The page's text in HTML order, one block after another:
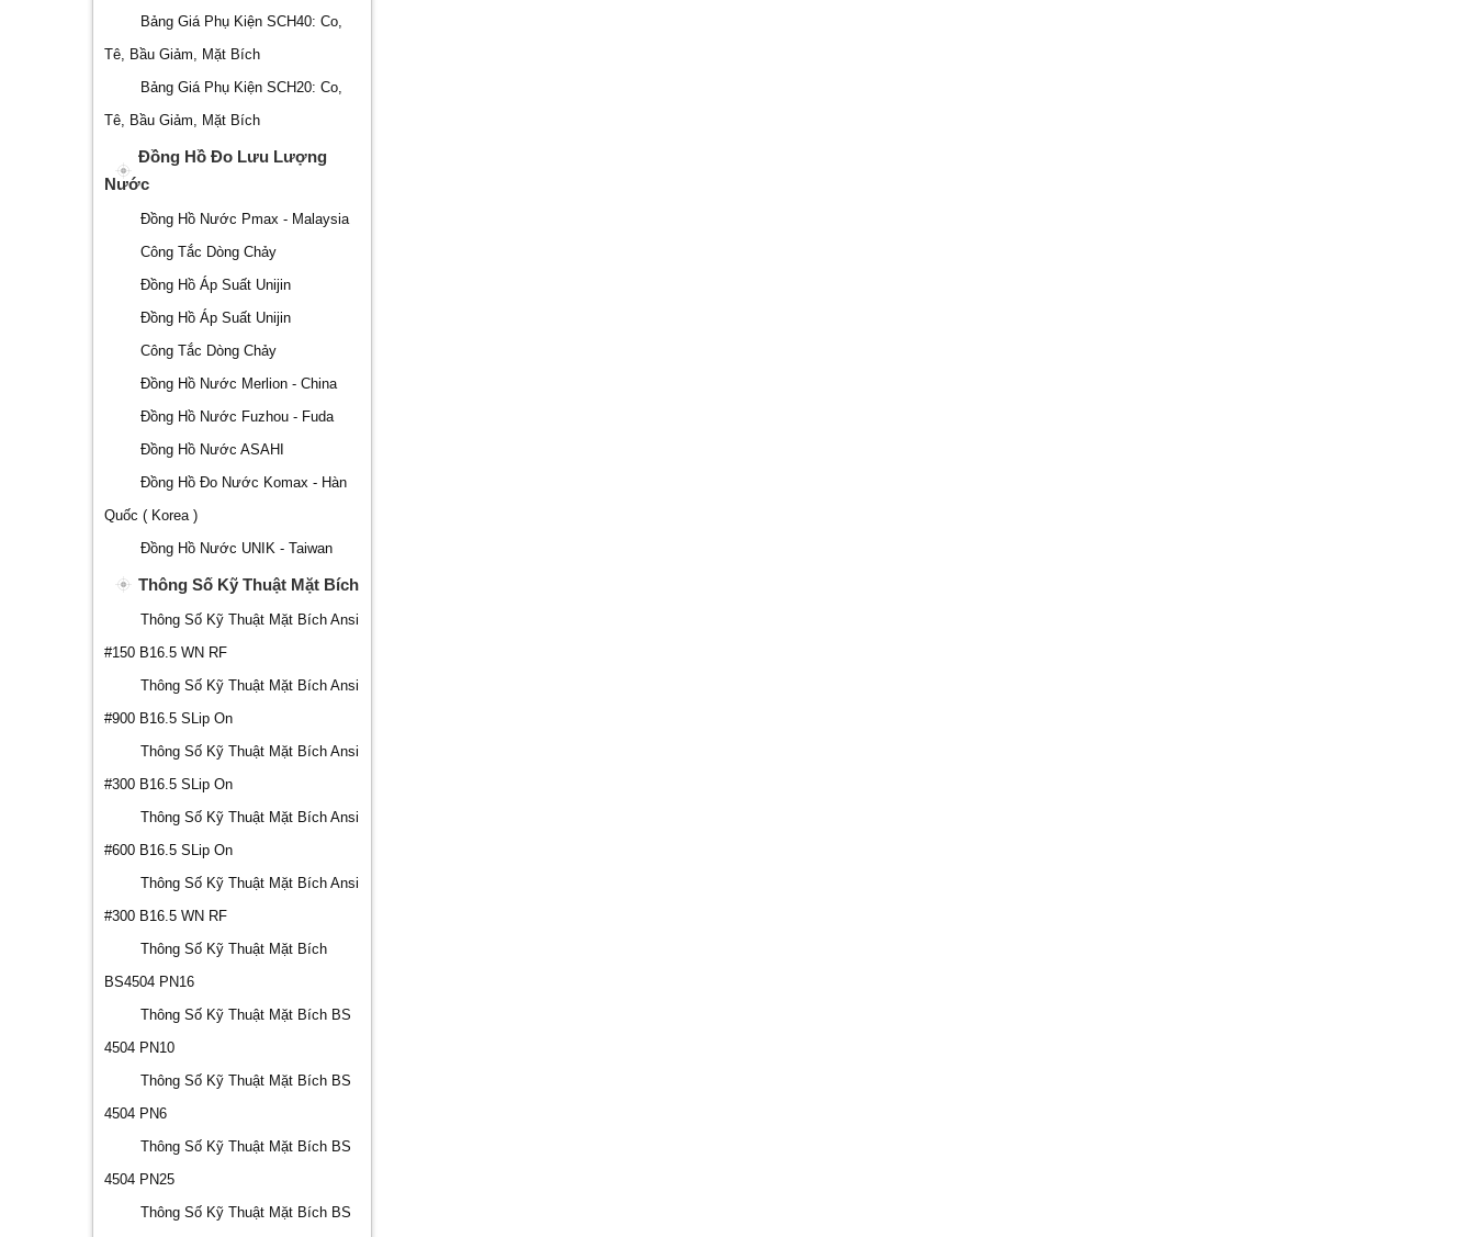
Bảng Giá Phụ Kiện SCH40: Co,
Tê, Bầu Giảm, Mặt Bích
Bảng Giá Phụ Kiện SCH20: Co,
Tê, Bầu Giảm, Mặt Bích
Đồng Hồ Đo Lưu Lượng
Nước
Đồng Hồ Nước Pmax - Malaysia
Công Tắc Dòng Chảy
Đồng Hồ Áp Suất Unijin
Đồng Hồ Áp Suất Unijin
Công Tắc Dòng Chảy
Đồng Hồ Nước Merlion - China
Đồng Hồ Nước Fuzhou - Fuda
Đồng Hồ Nước ASAHI
Đồng Hồ Đo Nước Komax - Hàn
Quốc ( Korea )
Đồng Hồ Nước UNIK - Taiwan
Thông Số Kỹ Thuật Mặt Bích
Thông Số Kỹ Thuật Mặt Bích Ansi
#150 B16.5 WN RF
Thông Số Kỹ Thuật Mặt Bích Ansi
#900 B16.5 SLip On
Thông Số Kỹ Thuật Mặt Bích Ansi
#300 B16.5 SLip On
Thông Số Kỹ Thuật Mặt Bích Ansi
#600 B16.5 SLip On
Thông Số Kỹ Thuật Mặt Bích Ansi
#300 B16.5 WN RF
Thông Số Kỹ Thuật Mặt Bích
BS4504 PN16
Thông Số Kỹ Thuật Mặt Bích BS
4504 PN10
Thông Số Kỹ Thuật Mặt Bích BS
4504 PN6
Thông Số Kỹ Thuật Mặt Bích BS
4504 PN25
Thông Số Kỹ Thuật Mặt Bích BS